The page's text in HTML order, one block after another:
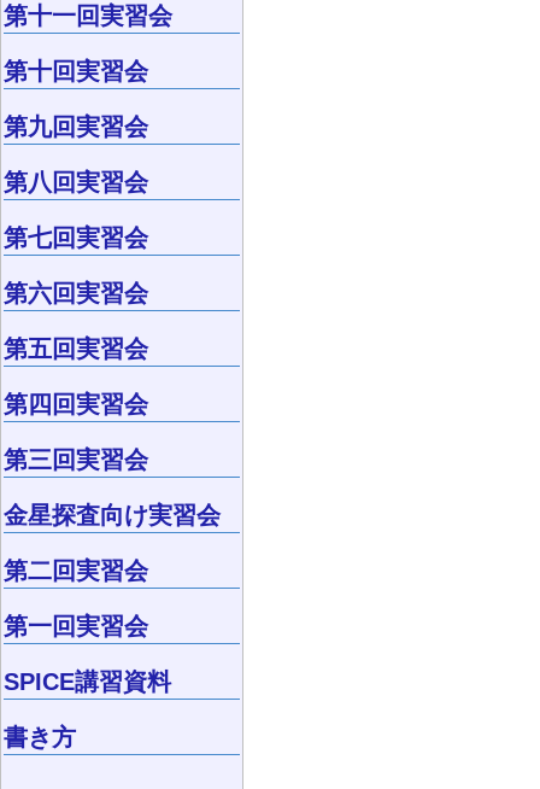
第十一回実習会
第十回実習会
第九回実習会
第八回実習会
第七回実習会
第六回実習会
第五回実習会
第四回実習会
第三回実習会
金星探査向け実習会
第二回実習会
第一回実習会
SPICE講習資料
書き方